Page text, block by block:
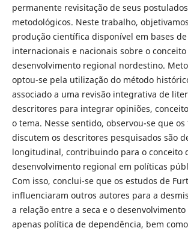
permanente revisitação de seus
metodológicos. Neste trabalho,
produção científica disponível em bases
internacionais e nacionais sobre o
desenvolvimento regional nordestino.
optou-se pela utilização do método
associado a uma revisão integrativa de
descritores para integrar opiniões,
o tema. Nesse sentido, observou-se que
discutem os descritores pesquisados são
longitudinal, contribuindo para o conceito
desenvolvimento regional em políticas
Com isso, conclui-se que os estudos de
influenciaram outros autores para a
a relação entre a seca e o
apenas política de dependência, bem